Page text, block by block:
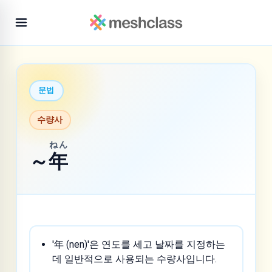
문법
수량사
～年
ねん
'年 (nen)'은 연도를 세고 날짜를 지정하는
데 일반적으로 사용되는 수량사입니다.